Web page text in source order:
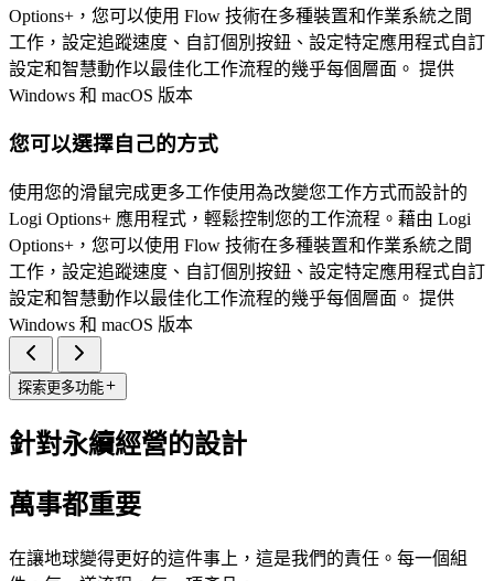
Options+，您可以使用 Flow 技術在多種裝置和作業系統之間
工作，設定追蹤速度、自訂個別按鈕、設定特定應用程式自訂
設定和智慧動作以最佳化工作流程的幾乎每個層面。 提供
Windows 和 macOS 版本
您可以選擇自己的方式
使用您的滑鼠完成更多工作使用為改變您工作方式而設計的
Logi Options+ 應用程式，輕鬆控制您的工作流程。藉由 Logi
Options+，您可以使用 Flow 技術在多種裝置和作業系統之間
工作，設定追蹤速度、自訂個別按鈕、設定特定應用程式自訂
設定和智慧動作以最佳化工作流程的幾乎每個層面。 提供
Windows 和 macOS 版本
探索更多功能
針對永續經營的設計
萬事都重要
在讓地球變得更好的這件事上，這是我們的責任。每一個組